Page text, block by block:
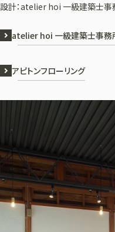
設計：atelier hoi 一級建築士事
atelier hoi 一級建築士事務
アピトンフローリング